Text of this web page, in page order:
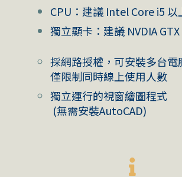
CPU：建議 Intel Core i5 以
獨立顯卡：建議 NVDIA
採網路授權，可安裝多台電
僅限制同時線上使用人數
獨立運行的視窗繪圖程式
(無需安裝AutoCAD)